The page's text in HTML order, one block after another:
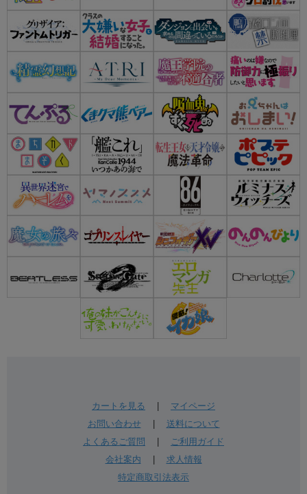
カートを見る
マイページ
お問い合わせ| 送料について
よくあるご質問
ご利用ガイド
会社案内
求人情報
特定商取引法表示